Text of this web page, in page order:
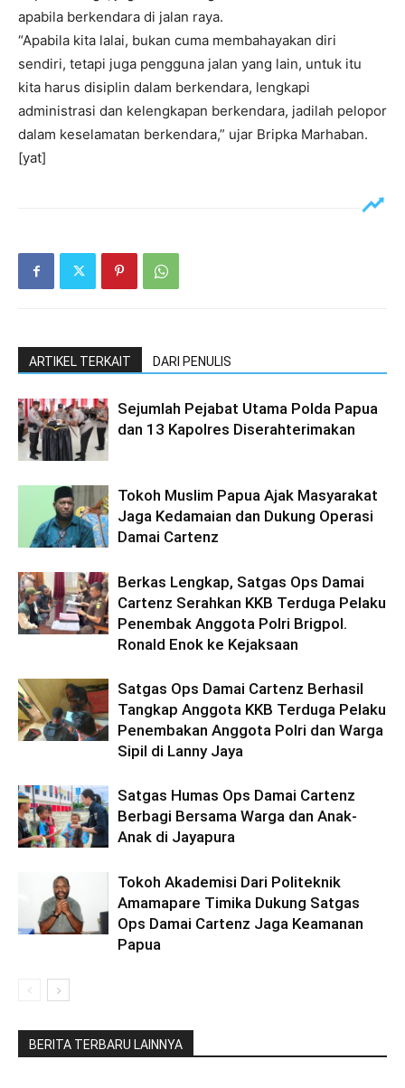
apabila berkendara di jalan raya.
“Apabila kita lalai, bukan cuma membahayakan diri
sendiri, tetapi juga pengguna jalan yang lain, untuk itu
kita harus disiplin dalam berkendara, lengkapi
administrasi dan kelengkapan berkendara, jadilah pelopor
dalam keselamatan berkendara,” ujar Bripka Marhaban.
[yat]
ARTIKEL TERKAIT DARI PENULIS
Sejumlah Pejabat Utama Polda Papua
dan 13 Kapolres Diserahterimakan
Tokoh Muslim Papua Ajak Masyarakat
Jaga Kedamaian dan Dukung Operasi
Damai Cartenz
Berkas Lengkap, Satgas Ops Damai
Cartenz Serahkan KKB Terduga Pelaku
Penembak Anggota Polri Brigpol.
Ronald Enok ke Kejaksaan
Satgas Ops Damai Cartenz Berhasil
Tangkap Anggota KKB Terduga Pelaku
Penembakan Anggota Polri dan Warga
Sipil di Lanny Jaya
Satgas Humas Ops Damai Cartenz
Berbagi Bersama Warga dan Anak-
Anak di Jayapura
Tokoh Akademisi Dari Politeknik
Amamapare Timika Dukung Satgas
Ops Damai Cartenz Jaga Keamanan
Papua
BERITA TERBARU LAINNYA